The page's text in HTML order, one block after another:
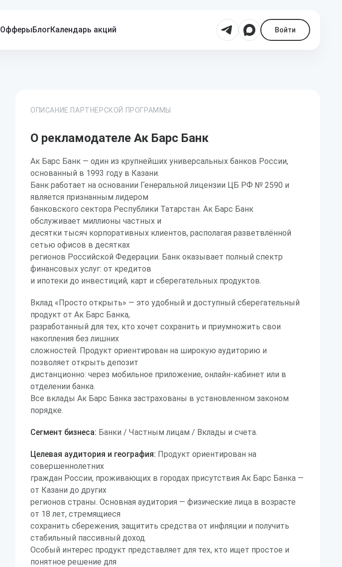
ОфферыБлогКалендарь акций Войти
ОПИСАНИЕ ПАРТНЕРСКОЙ ПРОГРАММЫ
О рекламодателе Ак Барс Банк
Ак Барс Банк — один из крупнейших универсальных банков России,
основанный в 1993 году в Казани.
Банк работает на основании Генеральной лицензии ЦБ РФ № 2590 и
является признанным лидером
банковского сектора Республики Татарстан. Ак Барс Банк
обслуживает миллионы частных и
десятки тысяч корпоративных клиентов, располагая разветвлённой
сетью офисов в десятках
регионов Российской Федерации. Банк оказывает полный спектр
финансовых услуг: от кредитов
и ипотеки до инвестиций, карт и сберегательных продуктов.
Вклад «Просто открыть» — это удобный и доступный сберегательный
продукт от Ак Барс Банка,
разработанный для тех, кто хочет сохранить и приумножить свои
накопления без лишних
сложностей. Продукт ориентирован на широкую аудиторию и
позволяет открыть депозит
дистанционно: через мобильное приложение, онлайн-кабинет или в
отделении банка.
Все вклады Ак Барс Банка застрахованы в установленном законом
порядке.
Сегмент бизнеса: Банки / Частным лицам / Вклады и счета.
Целевая аудитория и география: Продукт ориентирован на
совершеннолетних
граждан России, проживающих в городах присутствия Ак Барс Банка —
от Казани до других
регионов страны. Основная аудитория — физические лица в возрасте
от 18 лет, стремящиеся
сохранить сбережения, защитить средства от инфляции и получить
стабильный пассивный доход.
Особый интерес продукт представляет для тех, кто ищет простое и
понятное решение для